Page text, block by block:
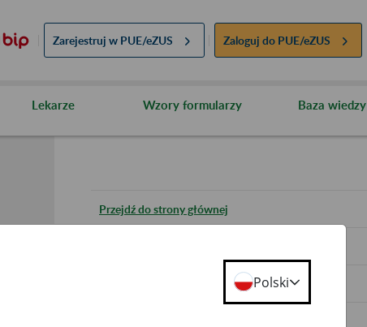
Zarejestruj w PUE/eZUS Zaloguj do PUE/eZUS
Lekarze Wzory formularzy Baza wiedzy
Przejdź do strony głównej
Polski